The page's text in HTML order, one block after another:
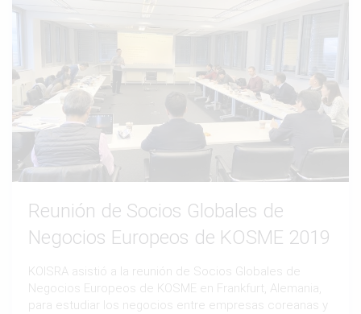
Reunión de Socios Globales de
Negocios Europeos de KOSME 2019
KOISRA asistió a la reunión de Socios Globales de
Negocios Europeos de KOSME en Frankfurt, Alemania,
para estudiar los negocios entre empresas coreanas y